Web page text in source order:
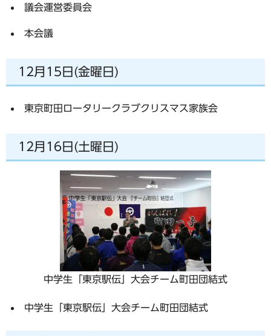
議会運営委員会
本会議
12月15日(金曜日)
東京町田ロータリークラブクリスマス家族会
12月16日(土曜日)
中学生「東京駅伝」大会チーム町田団結式
中学生「東京駅伝」大会チーム町田団結式